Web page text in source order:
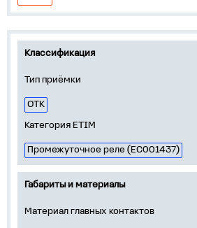
Классификация
Тип приёмки
ОТК
Категория ETIM
Промежуточное реле (EC001437)
Габариты и материалы
Материал главных контактов